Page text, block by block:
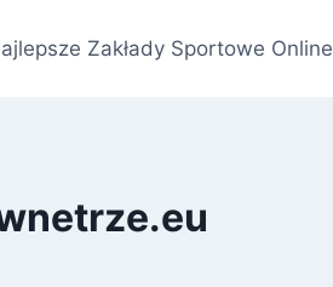
Zakłady Sportowe Online